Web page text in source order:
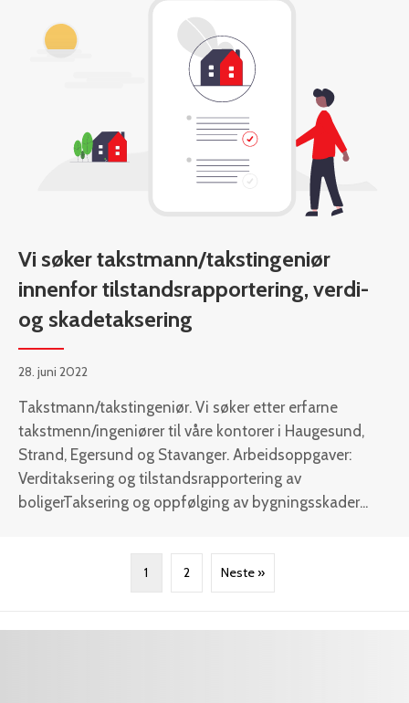
Vi søker takstmann/takstingeniør
innenfor tilstandsrapportering, verdi-
og skadetaksering
28. juni 2022
Takstmann/takstingeniør. Vi søker etter erfarne
takstmenn/ingeniører til våre kontorer i Haugesund,
Strand, Egersund og Stavanger. Arbeidsoppgaver:
Verditaksering og tilstandsrapportering av
boligerTaksering og oppfølging av bygningsskader...
1 2 Neste »